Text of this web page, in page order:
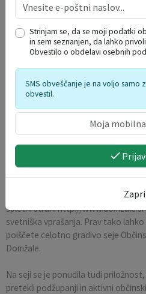
1181/6Radomlje1936 1181/6
1181/9Radomlje1936 1181/9
1181/10Radomlje1936 1181/10
9.Vprašanja, pobude in predlogi
Na seji so vprašanja, pobude in
/Lista Reza/, mag. Tomaž Deželak /
Peregrin Stegnar /NSi/, Damjana
Vse pobude, predloge in vprašanja
spletni strani http://www.domzale.si
svetniška vprašanja. Prav tako
poiščete celotno gradivo seje
Domžale.
Na seji se je ponudila tudi
pretekli podžupanji in aktivni
Strinjam se, da se moji podatki
in sem seznanjen, da lahko
Obvestilo o obdelavi osebnih
SMS obveščanje je na voljo samo
obvestil.
Zapri